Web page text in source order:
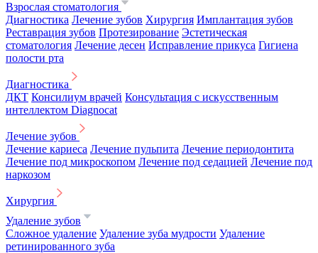
Взрослая стоматология
Диагностика Лечение зубов Хирургия Имплантация зубов
Реставрация зубов Протезирование Эстетическая
стоматология Лечение десен Исправление прикуса Гигиена
полости рта
Диагностика
ДКТ Консилиум врачей Консультация с искусственным
интеллектом Diagnocat
Лечение зубов
Лечение кариеса Лечение пульпита Лечение периодонтита
Лечение под микроскопом Лечение под седацией Лечение под
наркозом
Хирургия
Удаление зубов
Сложное удаление Удаление зуба мудрости Удаление
ретинированного зуба